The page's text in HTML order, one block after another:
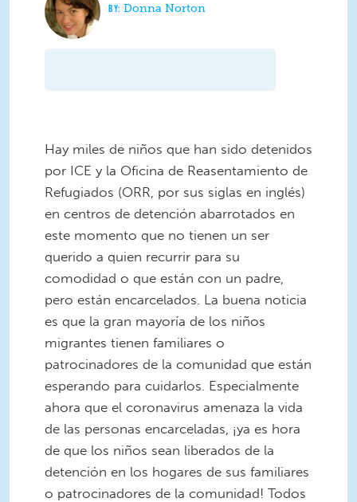
Donna Norton
Hay miles de niños que han sido detenidos
por ICE y la Oficina de Reasentamiento de
Refugiados (ORR, por sus siglas en inglés)
en centros de detención abarrotados en
este momento que no tienen un ser
querido a quien recurrir para su
comodidad o que están con un padre,
pero están encarcelados. La buena noticia
es que la gran mayoría de los niños
migrantes tienen familiares o
patrocinadores de la comunidad que están
esperando para cuidarlos. Especialmente
ahora que el coronavirus amenaza la vida
de las personas encarceladas, ¡ya es hora
de que los niños sean liberados de la
detención en los hogares de sus familiares
o patrocinadores de la comunidad! Todos